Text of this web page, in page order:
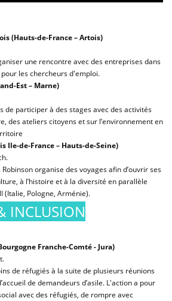
(Hauts-de-France – Artois)
une rencontre avec des entreprises dans
les chercheurs d'emploi.
Est – Marne)
de participer à des stages avec des activités
des ateliers citoyens et sur l’environnement en
Ile-de-France – Hauts-de-Seine)
Robinson organise des voyages afin d’ouvrir ses
à l’histoire et à la diversité en parallèle
(Italie, Pologne, Arménie).
INCLUSION
Franche-Comté - Jura)
de réfugiés à la suite de plusieurs réunions
de demandeurs d’asile. L'action a pour
avec des réfugiés, de rompre avec